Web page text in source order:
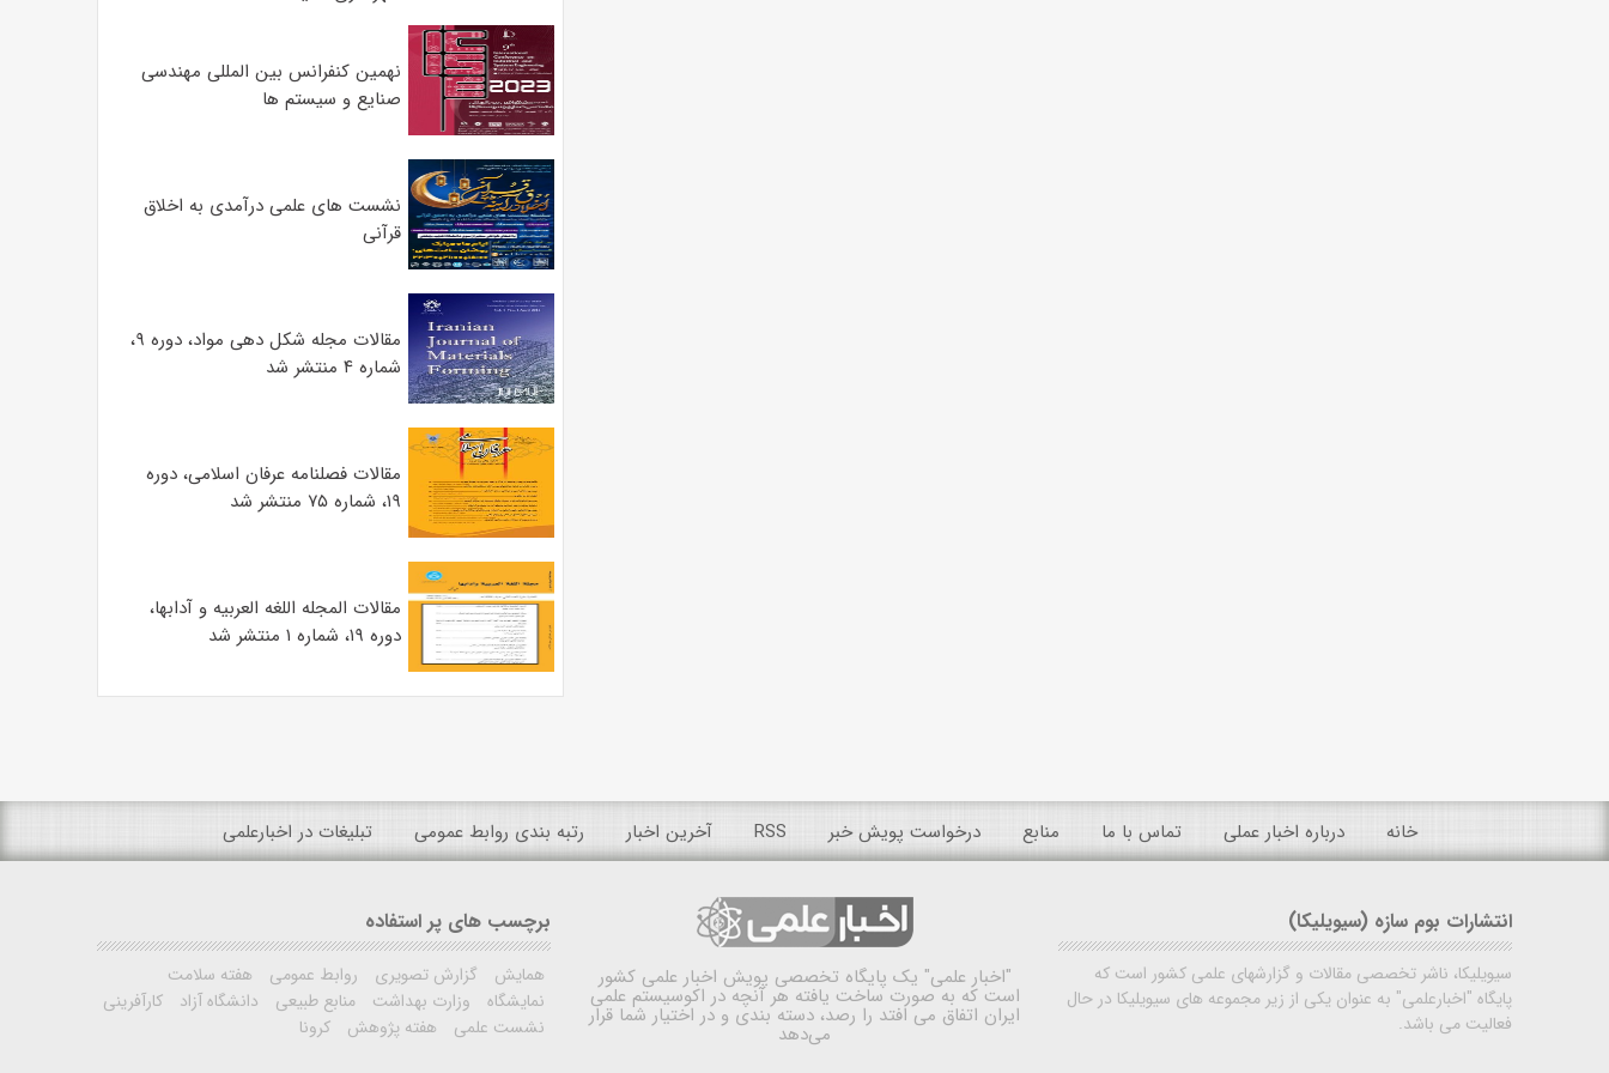
نهمین کنفرانس بین المللی مهندسی
صنایع و سیستم­ ها
نشست های علمی درآمدی به اخلاق
قرآنی
مقالات مجله شکل دهی مواد، دوره ۹،
شماره ۴ منتشر شد
مقالات فصلنامه عرفان اسلامی، دوره
۱۹، شماره ۷۵ منتشر شد
مقالات المجله اللغه العربیه و آدابها،
دوره ۱۹، شماره ۱ منتشر شد
خانه درباره اخبار عملی تماس با ما منابع درخواست پویش خبر RSS آخرین اخبار رتبه بندی روابط عمومی تبلیغات در اخبارعلمی
انتشارات بوم سازه (سیویلیکا)
سیویلیکا، ناشر تخصصی مقالات و گزارشهای علمی کشور است که
پایگاه "اخبارعلمی" به عنوان یکی از زیر مجموعه های سیویلیکا در حال
فعالیت می باشد.
"اخبار علمی" یک پایگاه تخصصی پویش اخبار علمی کشور
است که به صورت ساخت یافته هر آنچه در اکوسیستم علمی
ایران اتفاق می افتد را رصد، دسته بندی و در اختیار شما قرار
می‌دهد
برچسب های پر استفاده
همایش گزارش تصویری روابط عمومی
هفته سلامت
نمایشگاه
وزارت بهداشت منابع طبیعی دانشگاه آزاد
کارآفرینی
نشست علمی
هفته پژوهش کرونا